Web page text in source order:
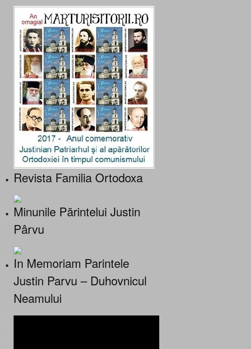
Revista Familia Ortodoxa
Minunile Părintelui Justin
Pârvu
In Memoriam Parintele
Justin Parvu – Duhovnicul
Neamului